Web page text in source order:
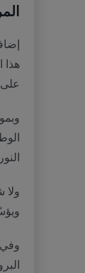
هذا
على
وفي